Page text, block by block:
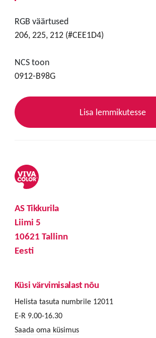
RGB väärtused
206, 225, 212 (#CEE1D4)
NCS toon
0912-B98G
Lisa lemmikutesse
AS Tikkurila
Liimi 5
10621 Tallinn
Eesti
Küsi värvimisalast nõu
Helista tasuta numbrile 12011
E-R 9.00-16.30
Saada oma küsimus